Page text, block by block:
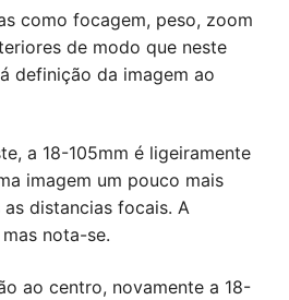
como focagem, peso, zoom
de modo que neste
definição da imagem ao
a 18-105mm é ligeiramente
imagem um pouco mais
distancias focais. A
nota-se.
ao centro, novamente a 18-